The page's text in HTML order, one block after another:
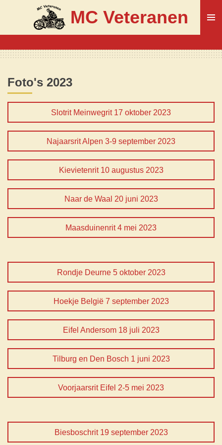
naar
de
MC Veteranen
Foto's 2023
Slotrit Meinwegrit 17 oktober 2023
Najaarsrit Alpen 3-9 september 2023
Kievietenrit 10 augustus 2023
Naar de Waal 20 juni 2023
Maasduinenrit 4 mei 2023
Rondje Deurne 5 oktober 2023
Hoekje België 7 september 2023
Eifel Andersom 18 juli 2023
Tilburg en Den Bosch 1 juni 2023
Voorjaarsrit Eifel 2-5 mei 2023
Biesboschrit 19 september 2023